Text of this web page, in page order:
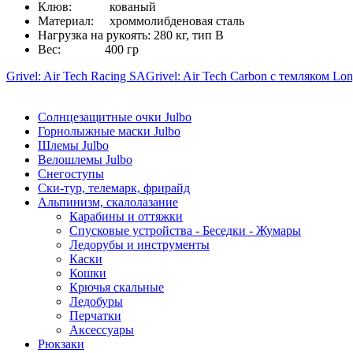
Клюв: кованый
Материал: хроммолибденовая сталь
Нагрузка на рукоять: 280 кг, тип В
Вес: 400 гр
Grivel: Air Tech Racing SAGrivel: Air Tech Carbon с темляком
Солнцезащитные очки Julbo
Горнолыжные маски Julbo
Шлемы Julbo
Велошлемы Julbo
Снегоступы
Ски-тур, телемарк, фрирайд
Альпинизм, скалолазание
Карабины и оттяжки
Спусковые устройства - Беседки - Жумары
Ледорубы и инструменты
Каски
Кошки
Крючья скальные
Ледобуры
Перчатки
Аксессуары
Рюкзаки